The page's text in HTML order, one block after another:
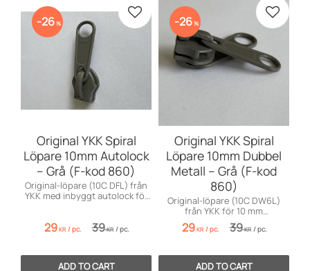
Original YKK Spiral
Löpare 10mm Autolock
– Grå (F-kod 860)
Original-löpare (10C DFL) från
YKK med inbyggt autolock för
29KR /pc. 39KR /pc.
26% Add to favorites
Original YKK Spiral
Löpare 10mm Dubbel
Metall – Grå (F-kod
860)
Original-löpare (10C DW6L)
från YKK för 10 mm
spiralblixtlås. Öppningsbar från
två sidor med smart lås.
29KR /pc. 39KR /pc.
26% Add to